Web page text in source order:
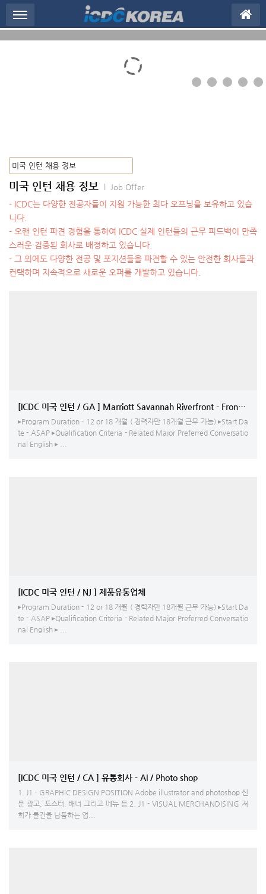
미국 인턴 채용 정보 l Job Offer
- ICDC는 다양한 전공자들이 지원 가능한 최다 오프닝을 보유하고 있습
니다.
- 오랜 인턴 파견 경험을 통하여 ICDC 실제 인턴들의 근무 피드백이 만족
스러운 검증된 회사로 배정하고 있습니다.
- 그 외에도 다양한 전공 및 포지션들을 파견할 수 있는 안전한 회사들과
컨택하며 지속적으로 새로운 오퍼를 개발하고 있습니다.
[ICDC 미국 인턴 / GA ] Marriott Savannah Riverfront - Front Office
▸Program Duration - 12 or 18 개월 ( 경력자만 18개월 근무 가능) ▸Start Da
te - ASAP ▸Qualification Criteria - Related Major Preferred Conversatio
nal English ▸ ...
[ICDC 미국 인턴 / NJ ] 제품유통업체
▸Program Duration - 12 or 18 개월 ( 경력자만 18개월 근무 가능) ▸Start Da
te - ASAP ▸Qualification Criteria - Related Major Preferred Conversatio
nal English ▸ ...
[ICDC 미국 인턴 / CA ] 유통회사 - AI / Photo shop
1. J1 - GRAPHIC DESIGN POSITION Adobe illustrator and photoshop 신
문 광고, 포스터, 배너 그리고 메뉴 등 2. J1 - VISUAL MERCHANDISING 저
희가 물건을 납품하는 업...